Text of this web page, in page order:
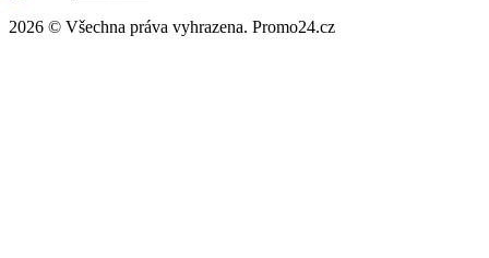
2026 © Všechna práva vyhrazena. Promo24.cz